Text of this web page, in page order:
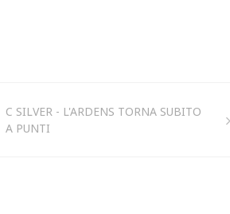
C SILVER - L'ARDENS TORNA SUBITO
A PUNTI